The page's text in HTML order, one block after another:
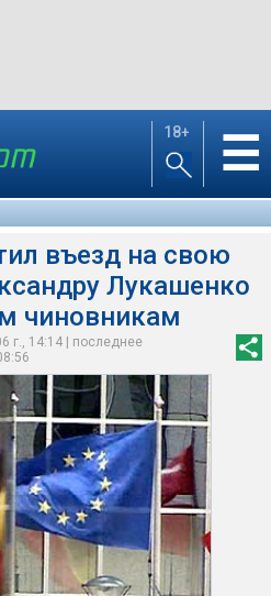
18+ ☰
въезд на свою
Лукашенко
чиновникам
г., 14:14 | последнее